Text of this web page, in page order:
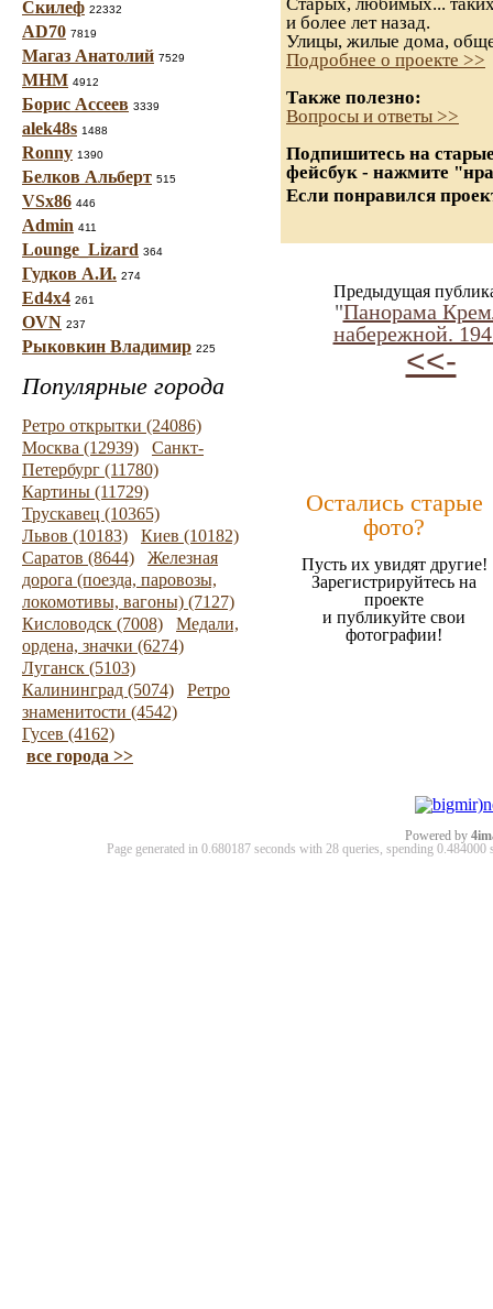
Скилеф 22332
AD70 7819
Магаз Анатолий 7529
МНМ 4912
Борис Ассеев 3339
alek48s 1488
Ronny 1390
Белков Альберт 515
VSx86 446
Admin 411
Lounge_Lizard 364
Гудков А.И. 274
Ed4x4 261
OVN 237
Рыковкин Владимир 225
Популярные города
Ретро открытки (24086)
Москва (12939)
Санкт-
Петербург (11780)
Картины (11729)
Трускавец (10365)
Львов (10183)
Киев (10182)
Саратов (8644)
Железная
дорога (поезда, паровозы,
локомотивы, вагоны) (7127)
Кисловодск (7008)
Медали,
ордена, значки (6274)
Луганск (5103)
Калининград (5074)
Ретро
знаменитости (4542)
Гусев (4162)
все города >>
и более лет назад.
Улицы, жилые дома,
Подробнее о проекте >>
Также полезно:
Вопросы и ответы >>
Подпишитесь на
фейсбук - нажмите
Если понравился
Предыдущая
"Панорама
набережной.
<<-
Остались старые
фото?
Пусть их увидят другие!
Зарегистрируйтесь на
проекте
и публикуйте свои
фотографии!
Powered by
Page generated in 0.680187 seconds with 28 queries, spending